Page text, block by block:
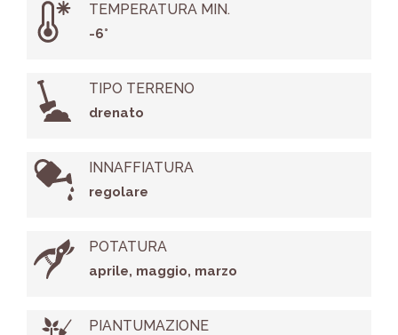
TEMPERATURA MIN.
-6°
TIPO TERRENO
drenato
INNAFFIATURA
regolare
POTATURA
aprile, maggio, marzo
PIANTUMAZIONE